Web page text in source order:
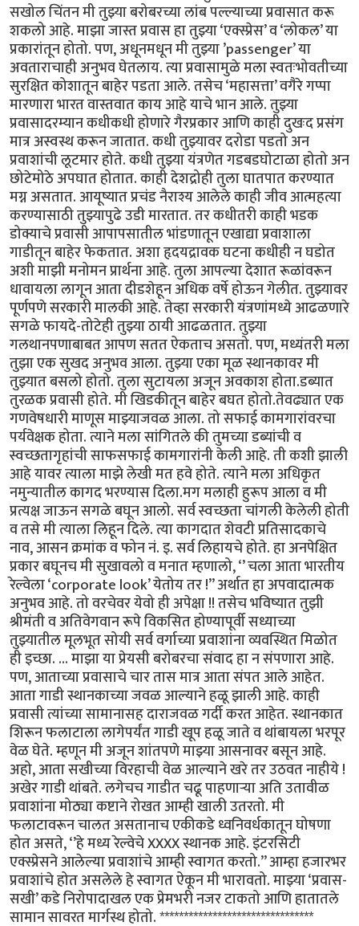
सखोल चिंतन मी तुझ्या बरोबरच्या लांब पल्ल्याच्या प्रवासात करू
शकलो आहे. माझा जास्त प्रवास हा तुझ्या ‘एक्स्प्रेस’ व ‘लोकल’ या
प्रकारांतून होतो. पण, अधूनमधून मी तुझ्या ’passenger’ या
अवताराचाही अनुभव घेतलाय. त्या प्रवासामुळे मला स्वतःभोवतीच्या
सुरक्षित कोशातून बाहेर पडता आले. तसेच ‘महासत्ता’ वगैरे गप्पा
मारणारा भारत वास्तवात काय आहे याचे भान आले. तुझ्या
प्रवासादरम्यान कधीकधी होणारे गैरप्रकार आणि काही दुखःद प्रसंग
मात्र अस्वस्थ करून जातात. कधी तुझ्यावर दरोडा पडतो अन
प्रवाशांची लूटमार होते. कधी तुझ्या यंत्रणेत गडबडघोटाळा होतो अन
छोटेमोठे अपघात होतात. काही देशद्रोही तुला घातपात करण्यात
मग्न असतात. आयूष्यात प्रचंड नैराश्य आलेले काही जीव आत्महत्या
करण्यासाठी तुझ्यापुढे उडी मारतात. तर कधीतरी काही भडक
डोक्याचे प्रवासी आपापसातील भांडणातून एखाद्या प्रवाशाला
गाडीतून बाहेर फेकतात. अशा हृदयद्रावक घटना कधीही न घडोत
अशी माझी मनोमन प्रार्थना आहे. तुला आपल्या देशात रूळांवरून
धावायला लागून आता दीडशेहून अधिक वर्षे होऊन गेलीत. तुझ्यावर
पूर्णपणे सरकारी मालकी आहे. तेव्हा सरकारी यंत्रणांमध्ये आढळणारे
सगळे फायदे-तोटेही तुझ्या ठायी आढळतात. तुझ्या
गलथानपणाबाबत आपण सतत ऐकताच असतो. पण, मध्यंतरी मला
तुझा एक सुखद अनुभव आला. तुझ्या एका मूळ स्थानकावर मी
तुझ्यात बसलो होतो. तुला सुटायला अजून अवकाश होता.डब्यात
तुरळक प्रवासी होते. मी खिडकीतून बाहेर बघत होतो.तेवढ्यात एक
गणवेषधारी माणूस माझ्याजवळ आला. तो सफाई कामगारांवरचा
पर्यवेक्षक होता. त्याने मला सांगितले की तुमच्या डब्यांची व
स्वच्छतागृहांची साफसफाई कामगारांनी केली आहे. ती कशी झाली
आहे यावर त्याला माझे लेखी मत हवे होते. त्याने मला अधिकृत
नमुन्यातील कागद भरण्यास दिला.मग मलाही हुरूप आला व मी
प्रत्यक्ष जाऊन सगळे बघून आलो. सर्व स्वच्छता चांगली केलेली होती
व तसे मी त्याला लिहून दिले. त्या कागदात शेवटी प्रतिसादकाचे
नाव, आसन क्रमांक व फोन नं. इ. सर्व लिहायचे होते. हा अनपेक्षित
प्रकार बघूनच मी सुखावलो व मनात म्हणालो, ‘’ चला आता भारतीय
रेल्वेला ‘corporate look’ येतोय तर !” अर्थात हा अपवादात्मक
अनुभव आहे. तो वरचेवर येवो ही अपेक्षा !! तसेच भविष्यात तुझी
श्रीमंती व अतिवेगवान रूपे विकसित होण्यापूर्वी सध्याच्या
तुझ्यातील मूलभूत सोयी सर्व वर्गाच्या प्रवाशांना व्यवस्थित मिळोत
ही इच्छा. ... माझा या प्रेयसी बरोबरचा संवाद हा न संपणारा आहे.
पण, आताच्या प्रवासाचे चार तास मात्र आता संपत आले आहेत.
आता गाडी स्थानकाच्या जवळ आल्याने हळू झाली आहे. काही
प्रवासी त्यांच्या सामानासह दाराजवळ गर्दी करत आहेत. स्थानकात
शिरून फलाटाला लागेपर्यंत गाडी खूप हळू जाते व थांबायला भरपूर
वेळ घेते. म्हणून मी अजून शांतपणे माझ्या आसनावर बसून आहे.
अहो, आता सखीच्या विरहाची वेळ आल्याने खरे तर उठवत नाहीये !
अखेर गाडी थांबते. लगेचच गाडीत चढू पाहणाऱ्या अति उतावीळ
प्रवाशांना मोठ्या कष्टाने रोखत आम्ही खाली उतरतो. मी
फलाटावरून चालत असतानाच एकीकडे ध्वनिवर्धकातून घोषणा
होत असते, ‘’हे मध्य रेल्वेचे XXXX स्थानक आहे. इंटरसिटी
एक्स्प्रेसने आलेल्या प्रवाशांचे आम्ही स्वागत करतो.’’ आम्हा हजारभर
प्रवाशांचे होत असलेले हे स्वागत ऐकून मी भारावतो. माझ्या ‘प्रवास-
सखी’ कडे निरोपादाखल एक प्रेमभरी नजर टाकतो आणि हातातले
सामान सावरत मार्गस्थ होतो. ********************************